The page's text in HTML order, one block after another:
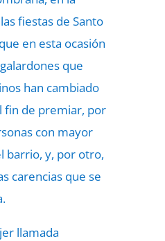
fiestas de Santo
en esta ocasión
que
han cambiado
fin de premiar, por
con mayor
barrio, y, por otro,
carencias que se
llamada